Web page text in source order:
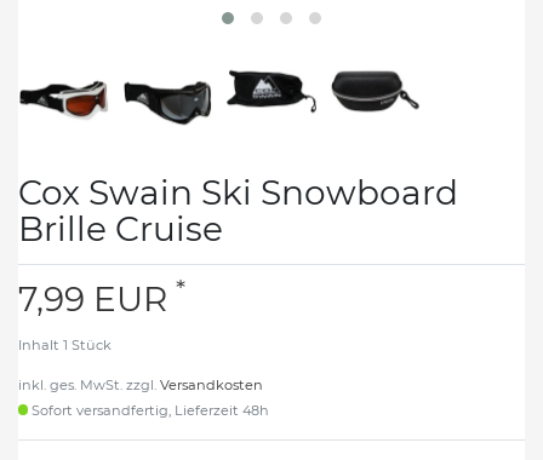
Cox Swain Ski Snowboard
Brille Cruise
7,99 EUR *
Inhalt 1 Stück
inkl. ges. MwSt. zzgl. Versandkosten
Sofort versandfertig, Lieferzeit 48h